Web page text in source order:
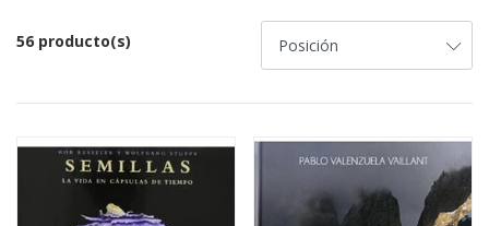
56 producto(s)